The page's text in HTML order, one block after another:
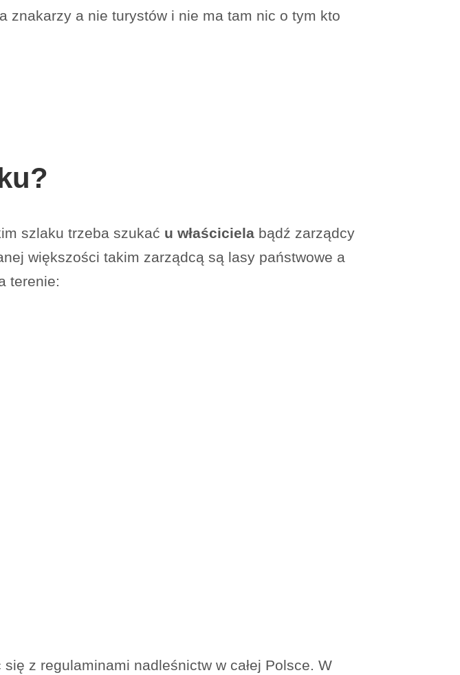
znakarzy a nie turystów i nie ma tam nic o tym kto
szlaku trzeba szukać u właściciela bądź zarządcy
większości takim zarządcą są lasy państwowe a
terenie:
z regulaminami nadleśnictw w całej Polsce. W